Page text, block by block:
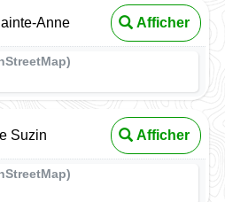
Anne Afficher
Suzin Afficher